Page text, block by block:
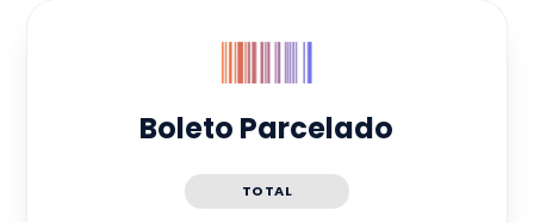
Boleto Parcelado
TOTAL